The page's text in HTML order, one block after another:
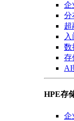
企
分
超
数
存
AI
HPE存
企